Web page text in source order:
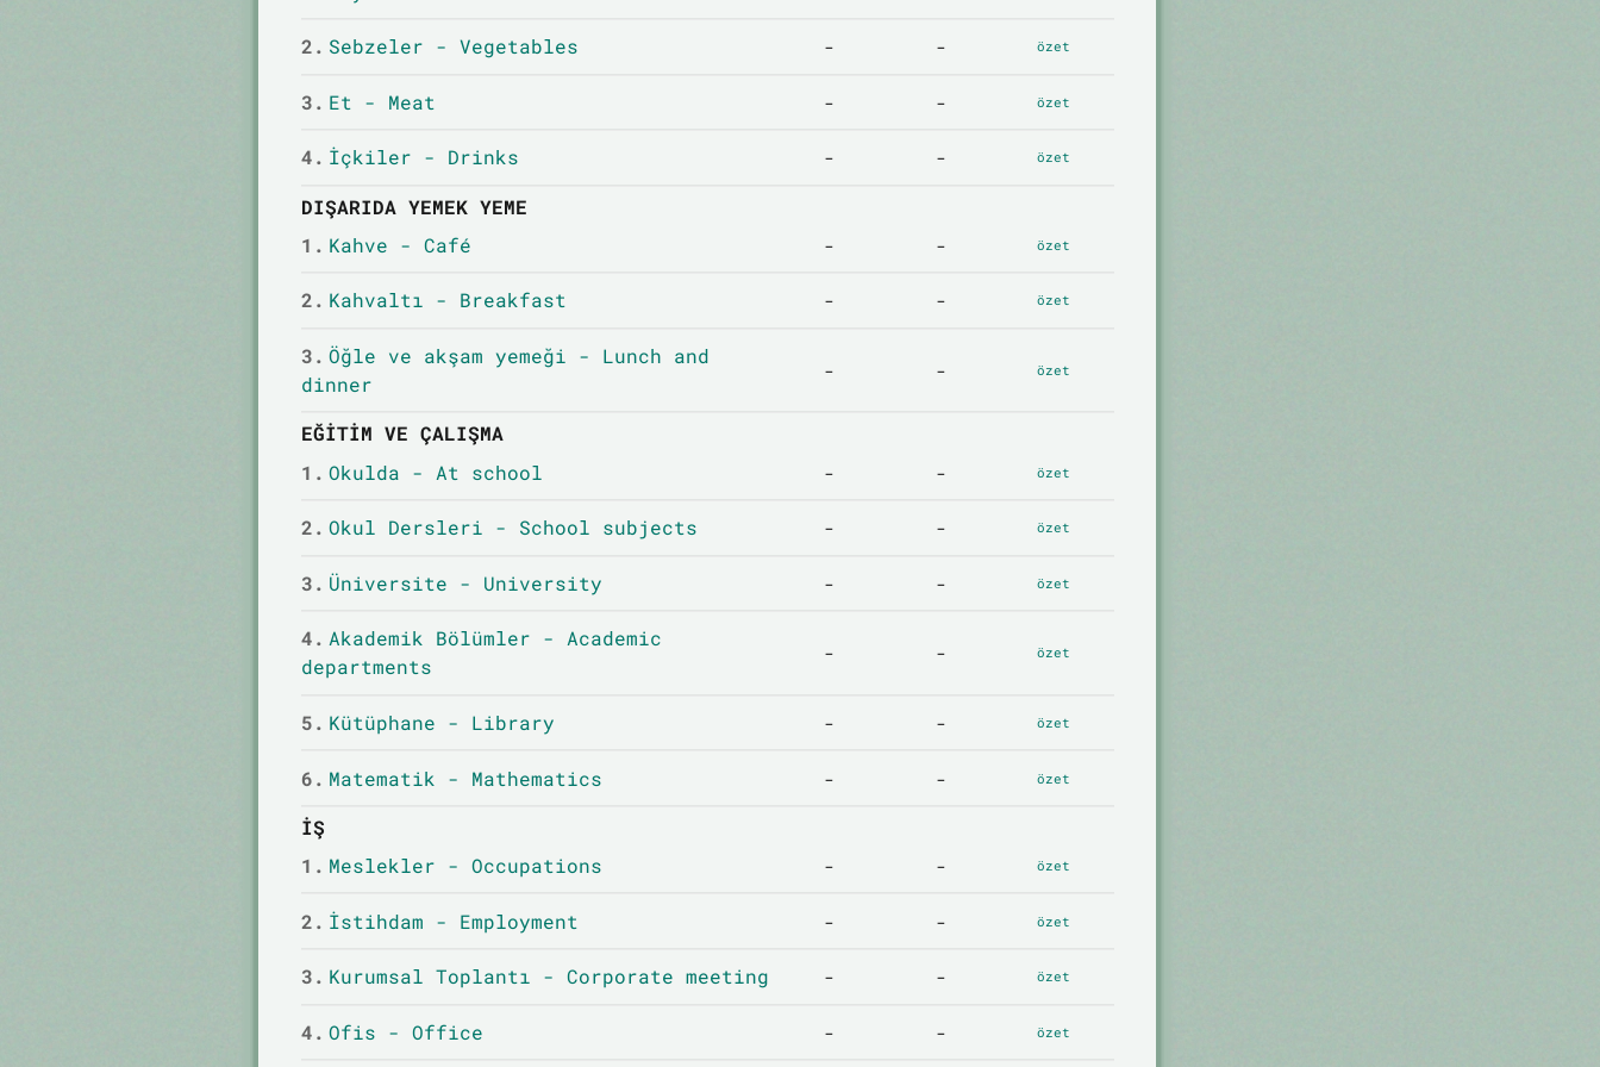
2. Sebzeler - Vegetables - - özet
3. Et - Meat - - özet
4. İçkiler - Drinks - - özet
DIŞARIDA YEMEK YEME
1. Kahve - Café - - özet
2. Kahvaltı - Breakfast - - özet
3. Öğle ve akşam yemeği - Lunch and
dinner
- - özet
EĞITIM VE ÇALIŞMA
1. Okulda - At school - - özet
2. Okul Dersleri - School subjects - - özet
3. Üniversite - University - - özet
4. Akademik Bölümler - Academic
departments
- - özet
5. Kütüphane - Library - - özet
6. Matematik - Mathematics - - özet
İŞ
1. Meslekler - Occupations - - özet
2. İstihdam - Employment - - özet
3. Kurumsal Toplantı - Corporate meeting - - özet
4. Ofis - Office - - özet